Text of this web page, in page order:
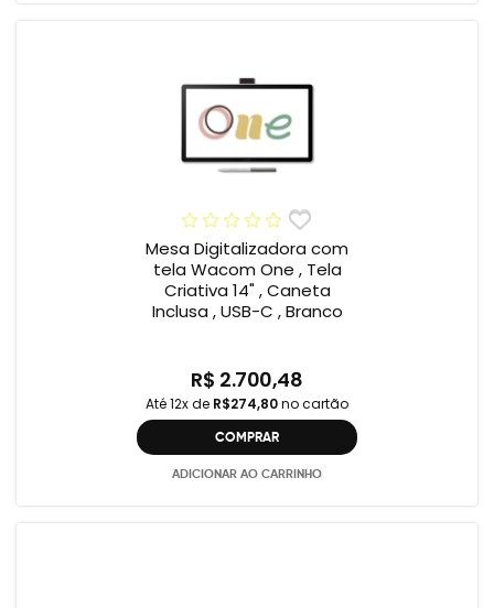
Mesa Digitalizadora com
tela Wacom One , Tela
Criativa 14" , Caneta
Inclusa , USB-C , Branco
R$ 2.700,48
Até 12x de R$274,80no cartão
COMPRAR
ADICIONAR AO CARRINHO